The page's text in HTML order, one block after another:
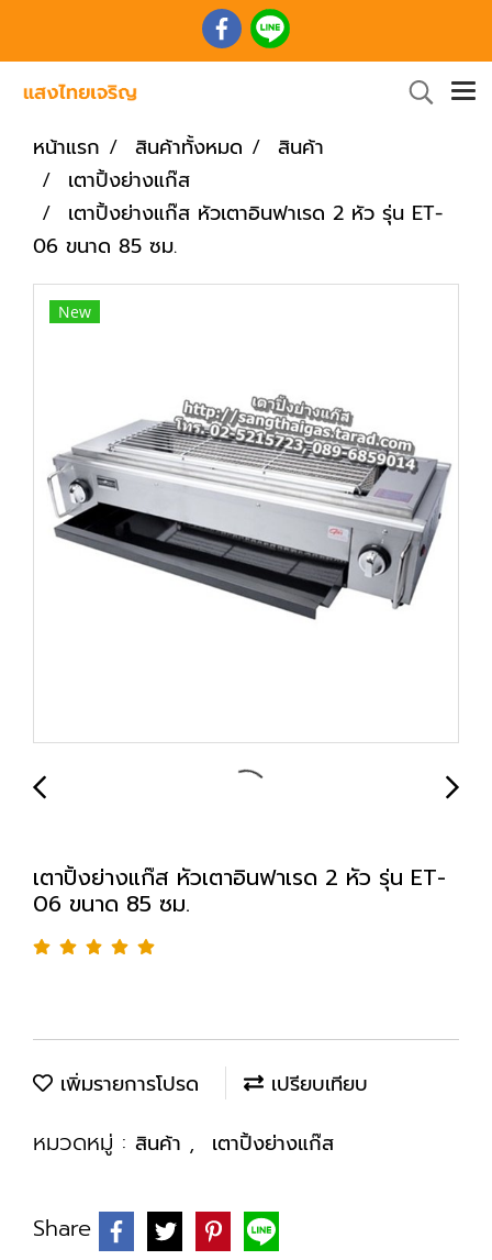
หน้าแรก สินค้าทั้งหมด
สินค้า
เตาปิ้งย่างแก๊ส
เตาปิ้งย่างแก๊ส หัวเตาอินฟาเรด 2 หัว รุ่น ET-
06 ขนาด 85 ซม.
New
เตาปิ้งย่างแก๊ส หัวเตาอินฟาเรด 2 หัว รุ่น ET-
06 ขนาด 85 ซม.
เพิ่มรายการโปรด เปรียบเทียบ
หมวดหมู่ : สินค้า , เตาปิ้งย่างแก๊ส
Share